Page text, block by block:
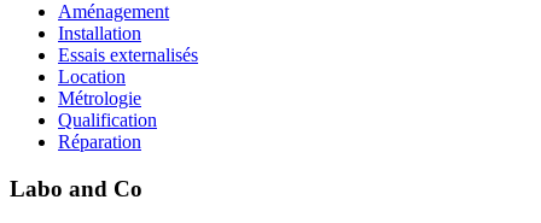
Aménagement
Installation
Essais externalisés
Location
Métrologie
Qualification
Réparation
Labo and Co